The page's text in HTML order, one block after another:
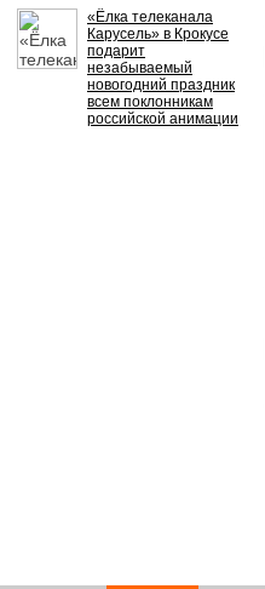
«Ёлка телеканала
Карусель» в Крокусе
подарит
незабываемый
новогодний праздник
всем поклонникам
российской анимации